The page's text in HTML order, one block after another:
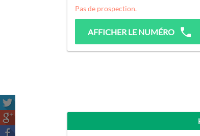
Pas de prospection.
AFFICHER LE NUMÉRO